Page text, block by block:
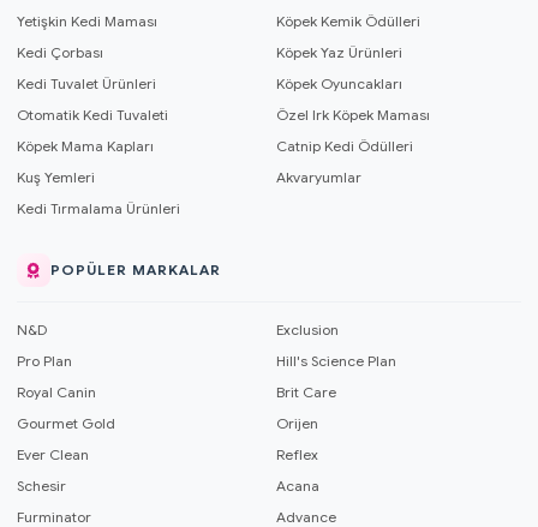
Yetişkin Kedi Maması
Köpek Kemik Ödülleri
Kedi Çorbası
Köpek Yaz Ürünleri
Kedi Tuvalet Ürünleri
Köpek Oyuncakları
Otomatik Kedi Tuvaleti
Özel Irk Köpek Maması
Köpek Mama Kapları
Catnip Kedi Ödülleri
Kuş Yemleri
Akvaryumlar
Kedi Tırmalama Ürünleri
POPÜLER MARKALAR
N&D
Exclusion
Pro Plan
Hill's Science Plan
Royal Canin
Brit Care
Gourmet Gold
Orijen
Ever Clean
Reflex
Schesir
Acana
Furminator
Advance